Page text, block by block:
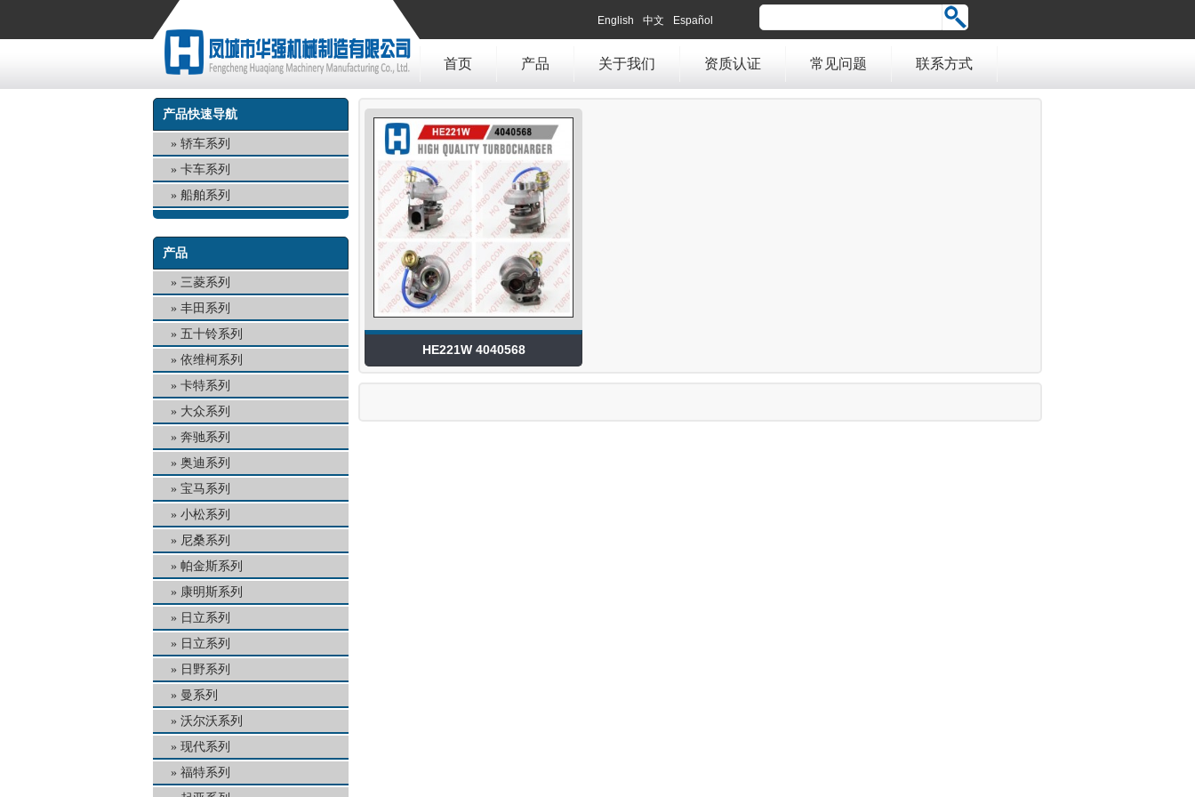
English 中文 Español
首页 产品 关于我们 资质认证 常见问题 联系方式
产品快速导航
轿车系列
卡车系列
船舶系列
产品
三菱系列
丰田系列
五十铃系列
依维柯系列
卡特系列
大众系列
奔驰系列
奥迪系列
宝马系列
小松系列
尼桑系列
帕金斯系列
康明斯系列
日立系列
日立系列
日野系列
曼系列
沃尔沃系列
现代系列
福特系列
HE221W 4040568